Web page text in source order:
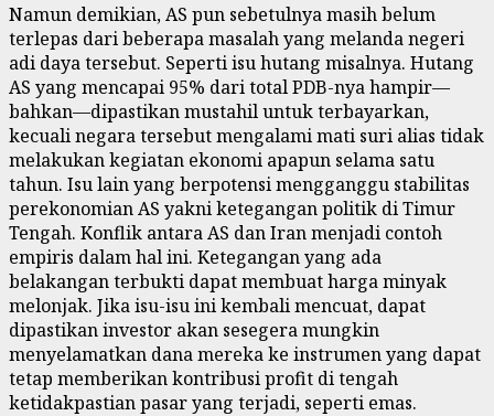
Namun demikian, AS pun sebetulnya masih belum
terlepas dari beberapa masalah yang melanda negeri
adi daya tersebut. Seperti isu hutang misalnya. Hutang
AS yang mencapai 95% dari total PDB-nya hampir—
bahkan—dipastikan mustahil untuk terbayarkan,
kecuali negara tersebut mengalami mati suri alias tidak
melakukan kegiatan ekonomi apapun selama satu
tahun. Isu lain yang berpotensi mengganggu stabilitas
perekonomian AS yakni ketegangan politik di Timur
Tengah. Konflik antara AS dan Iran menjadi contoh
empiris dalam hal ini. Ketegangan yang ada
belakangan terbukti dapat membuat harga minyak
melonjak. Jika isu-isu ini kembali mencuat, dapat
dipastikan investor akan sesegera mungkin
menyelamatkan dana mereka ke instrumen yang dapat
tetap memberikan kontribusi profit di tengah
ketidakpastian pasar yang terjadi, seperti emas.